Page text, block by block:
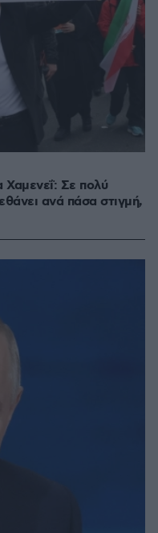
Χαμενεΐ: Σε πολύ
ανά πάσα στιγμή,